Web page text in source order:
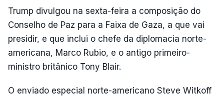
Trump divulgou na sexta-feira a composição do
Conselho de Paz para a Faixa de Gaza, a que vai
presidir, e que inclui o chefe da diplomacia norte-
americana, Marco Rubio, e o antigo primeiro-
ministro britânico Tony Blair.
O enviado especial norte-americano Steve Witkoff